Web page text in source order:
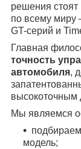
решения стоят
по всему миру
GT-серий и
Главная
точность
автомобиля,
Мы являемся
модель;